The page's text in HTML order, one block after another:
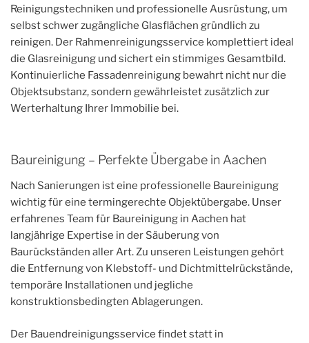
Reinigungstechniken und professionelle Ausrüstung, um
selbst schwer zugängliche Glasflächen gründlich zu
reinigen. Der Rahmenreinigungsservice komplettiert ideal
die Glasreinigung und sichert ein stimmiges Gesamtbild.
Kontinuierliche Fassadenreinigung bewahrt nicht nur die
Objektsubstanz, sondern gewährleistet zusätzlich zur
Werterhaltung Ihrer Immobilie bei.
Baureinigung – Perfekte Übergabe in Aachen
Nach Sanierungen ist eine professionelle Baureinigung
wichtig für eine termingerechte Objektübergabe. Unser
erfahrenes Team für Baureinigung in Aachen hat
langjährige Expertise in der Säuberung von
Baurückständen aller Art. Zu unseren Leistungen gehört
die Entfernung von Klebstoff- und Dichtmittelrückstände,
temporäre Installationen und jegliche
konstruktionsbedingten Ablagerungen.
Der Bauendreinigungsservice findet statt in